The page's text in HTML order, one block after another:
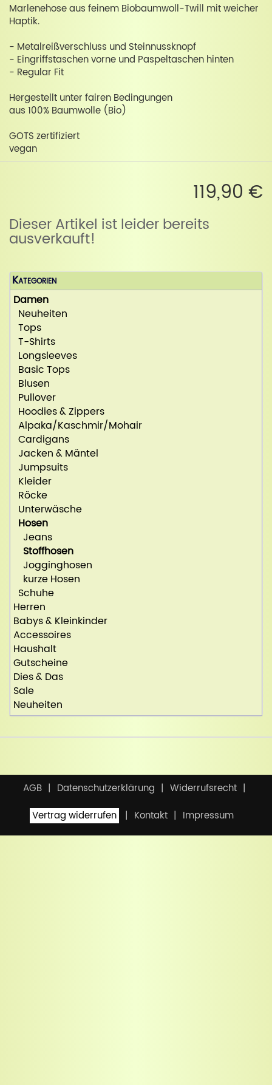
Marlenehose aus feinem Biobaumwoll-Twill mit weicher
Haptik.
- Metalreißverschluss und Steinnussknopf
- Eingriffstaschen vorne und Paspeltaschen hinten
- Regular Fit
Hergestellt unter fairen Bedingungen
aus 100% Baumwolle (Bio)
GOTS zertifiziert
vegan
119,90 €
Dieser Artikel ist leider bereits
ausverkauft!
Kategorien
Damen
Neuheiten
Tops
T-Shirts
Longsleeves
Basic Tops
Blusen
Pullover
Hoodies & Zippers
Alpaka/Kaschmir/Mohair
Cardigans
Jacken & Mäntel
Jumpsuits
Kleider
Röcke
Unterwäsche
Hosen
Jeans
Stoffhosen
Jogginghosen
kurze Hosen
Schuhe
Herren
Babys & Kleinkinder
Accessoires
Haushalt
Gutscheine
Dies & Das
Sale
Neuheiten
AGB Datenschutzerklärung
Widerrufsrecht
Vertrag widerrufen
Kontakt Impressum